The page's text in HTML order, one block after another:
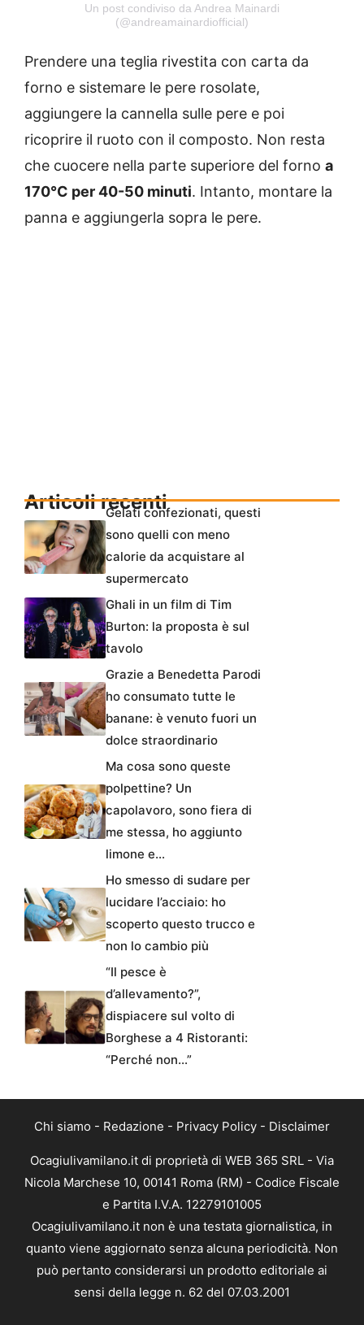
Un post condiviso da Andrea Mainardi
(@andreamainardiofficial)
Prendere una teglia rivestita con carta da
forno e sistemare le pere rosolate,
aggiungere la cannella sulle pere e poi
ricoprire il ruoto con il composto. Non resta
che cuocere nella parte superiore del forno a
170°C per 40-50 minuti. Intanto, montare la
panna e aggiungerla sopra le pere.
Articoli recentiGelati confezionati, questi
sono quelli con meno
calorie da acquistare al
supermercato
Ghali in un film di Tim
Burton: la proposta è sul
tavolo
Grazie a Benedetta Parodi
ho consumato tutte le
banane: è venuto fuori un
dolce straordinario
Ma cosa sono queste
polpettine? Un
capolavoro, sono fiera di
me stessa, ho aggiunto
limone e…
Ho smesso di sudare per
lucidare l’acciaio: ho
scoperto questo trucco e
non lo cambio più
“Il pesce è
d’allevamento?”,
dispiacere sul volto di
Borghese a 4 Ristoranti:
“Perché non…”
Chi siamo - Redazione - Privacy Policy - Disclaimer
Ocagiulivamilano.it di proprietà di WEB 365 SRL - Via
Nicola Marchese 10, 00141 Roma (RM) - Codice Fiscale
e Partita I.V.A. 12279101005
Ocagiulivamilano.it non è una testata giornalistica, in
quanto viene aggiornato senza alcuna periodicità. Non
può pertanto considerarsi un prodotto editoriale ai
sensi della legge n. 62 del 07.03.2001